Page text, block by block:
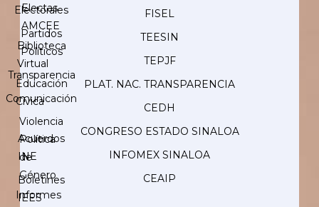
Electorales
Partidos
Políticos
Transparencia
Comunicación
Acuerdos
INE
Boletines
IEES
Electas
AMCEE
Biblioteca
Virtual
Educación
Cívica
Violencia
Política
de
Género
Informes
FISEL
TEESIN
TEPJF
PLAT. NAC. TRANSPARENCIA
CEDH
CONGRESO ESTADO SINALOA
INFOMEX SINALOA
CEAIP